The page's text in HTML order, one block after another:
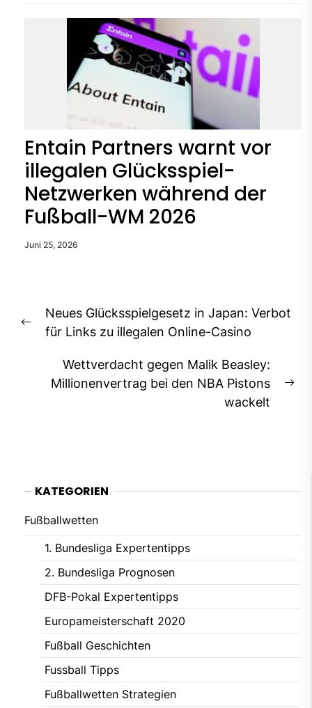
Entain Partners warnt vor
illegalen Glücksspiel-
Netzwerken während der
Fußball-WM 2026
Juni 25, 2026
Beitragsnavigation
Previous
Neues Glücksspielgesetz in Japan: Verbot
für Links zu illegalen Online-Casino
Wettverdacht gegen Malik Beasley:
Millionenvertrag bei den NBA Pistons
wackelt
KATEGORIEN
Fußballwetten
1. Bundesliga Expertentipps
2. Bundesliga Prognosen
DFB-Pokal Expertentipps
Europameisterschaft 2020
Fußball Geschichten
Fussball Tipps
Fußballwetten Strategien